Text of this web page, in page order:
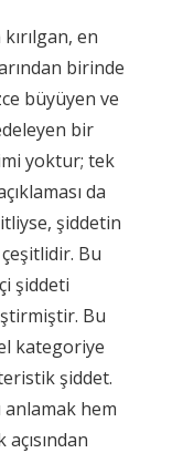
en
birinde
büyüyen ve
bir
yoktur; tek
da
şiddetin
Bu
şiddeti
Bu
kategoriye
şiddet.
anlamak hem